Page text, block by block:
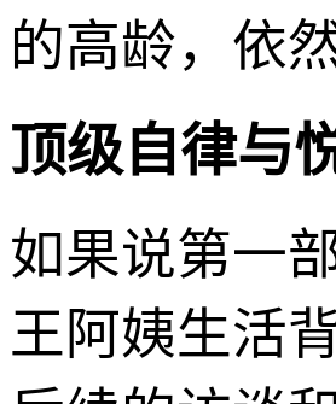
的高龄，依
顶级自律与
如果说第一
王阿姨生活